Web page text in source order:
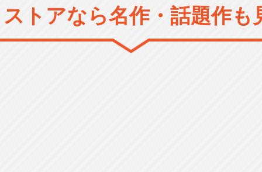
トアなら名作・話題作も